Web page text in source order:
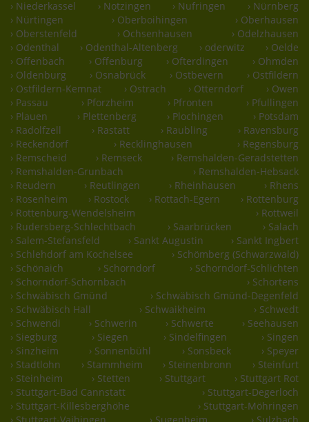
› Niederkassel
› Notzingen › Nufringen
› Nürnberg
› Nürtingen
› Oberboihingen
› Oberhausen
› Oberstenfeld
› Ochsenhausen
› Odelzhausen
› Odenthal
› Odenthal-Altenberg › oderwitz
› Oelde
› Offenbach
› Offenburg › Ofterdingen
› Ohmden
› Oldenburg
› Osnabrück › Ostbevern
› Ostfildern
› Ostfildern-Kemnat
› Ostrach › Otterndorf
› Owen
› Passau
› Pforzheim › Pfronten
› Pfullingen
› Plauen
› Plettenberg › Plochingen
› Potsdam
› Radolfzell
› Rastatt › Raubling
› Ravensburg
› Reckendorf
› Recklinghausen
› Regensburg
› Remscheid
› Remseck
› Remshalden-Geradstetten
› Remshalden-Grunbach
› Remshalden-Hebsack
› Reudern
› Reutlingen › Rheinhausen
› Rhens
› Rosenheim
› Rostock › Rottach-Egern
› Rottenburg
› Rottenburg-Wendelsheim
› Rottweil
› Rudersberg-Schlechtbach
› Saarbrücken
› Salach
› Salem-Stefansfeld
› Sankt Augustin
› Sankt Ingbert
› Schlehdorf am Kochelsee
› Schömberg (Schwarzwald)
› Schönaich
› Schorndorf
› Schorndorf-Schlichten
› Schorndorf-Schornbach
› Schortens
› Schwäbisch Gmünd
› Schwäbisch Gmünd-Degenfeld
› Schwäbisch Hall
› Schwaikheim
› Schwedt
› Schwendi
› Schwerin › Schwerte
› Seehausen
› Siegburg
› Siegen › Sindelfingen
› Singen
› Sinzheim
› Sonnenbühl › Sonsbeck
› Speyer
› Stadtlohn
› Stammheim › Steinenbronn
› Steinfurt
› Steinheim
› Stetten › Stuttgart
› Stuttgart Rot
› Stuttgart-Bad Cannstatt
› Stuttgart-Degerloch
› Stuttgart-Killesberghöhe
› Stuttgart-Möhringen